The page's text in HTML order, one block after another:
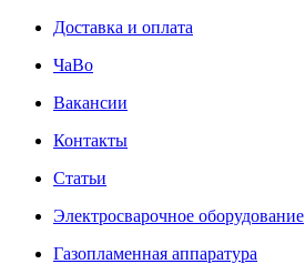
Доставка и оплата
ЧаВо
Вакансии
Контакты
Статьи
Электросварочное оборудование
Газопламенная аппаратура